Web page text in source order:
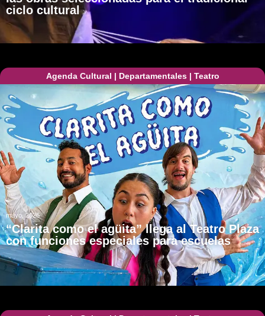
ciclo cultural
Agenda Cultural | Departamentales| Teatro
mayo, 2026
“Clarita como el agüita” llega al Teatro Plaza
con funciones especiales para escuelas